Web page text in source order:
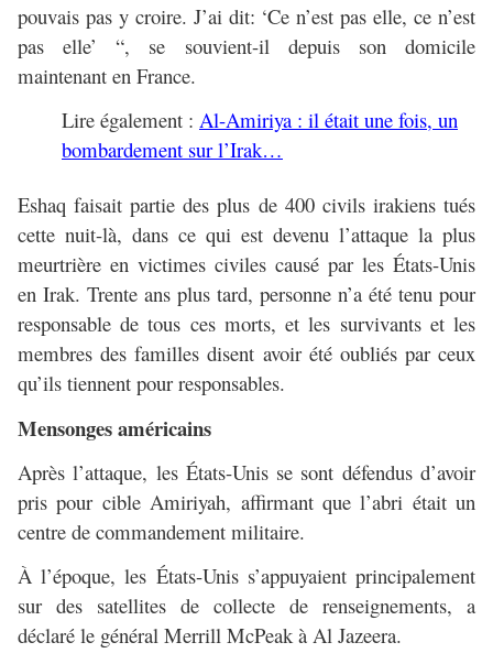
pouvais pas y croire. J’ai dit: ‘Ce n’est pas elle, ce n’est
pas elle’ “, se souvient-il depuis son domicile
maintenant en France.
Lire également : Al-Amiriya : il était une fois, un
bombardement sur l’Irak…
Eshaq faisait partie des plus de 400 civils irakiens tués
cette nuit-là, dans ce qui est devenu l’attaque la plus
meurtrière en victimes civiles causé par les États-Unis
en Irak. Trente ans plus tard, personne n’a été tenu pour
responsable de tous ces morts, et les survivants et les
membres des familles disent avoir été oubliés par ceux
qu’ils tiennent pour responsables.
Mensonges américains
Après l’attaque, les États-Unis se sont défendus d’avoir
pris pour cible Amiriyah, affirmant que l’abri était un
centre de commandement militaire.
À l’époque, les États-Unis s’appuyaient principalement
sur des satellites de collecte de renseignements, a
déclaré le général Merrill McPeak à Al Jazeera.